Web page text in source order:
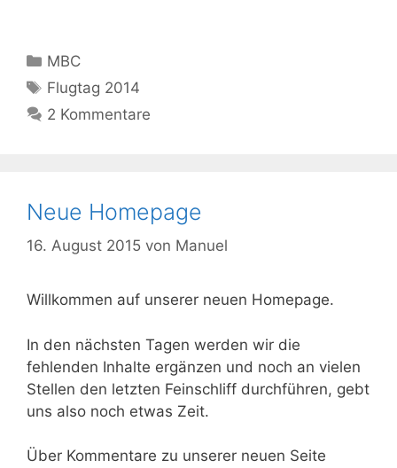
Kategorien
MBC
Schlagwörter
Flugtag 2014
2 Kommentare
Neue Homepage
16. August 2015 von Manuel
Willkommen auf unserer neuen Homepage.
In den nächsten Tagen werden wir die
fehlenden Inhalte ergänzen und noch an vielen
Stellen den letzten Feinschliff durchführen, gebt
uns also noch etwas Zeit.
Über Kommentare zu unserer neuen Seite